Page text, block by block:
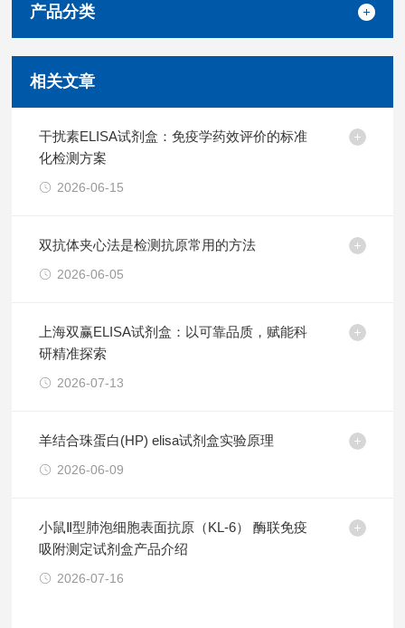
产品分类
相关文章
干扰素ELISA试剂盒：免疫学药效评价的标准
化检测方案
2026-06-15
双抗体夹心法是检测抗原常用的方法
2026-06-05
上海双赢ELISA试剂盒：以可靠品质，赋能科
研精准探索
2026-07-13
羊结合珠蛋白(HP) elisa试剂盒实验原理
2026-06-09
小鼠Ⅱ型肺泡细胞表面抗原（KL-6） 酶联免疫
吸附测定试剂盒产品介绍
2026-07-16